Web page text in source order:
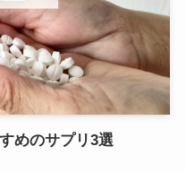
めのサプリ3選